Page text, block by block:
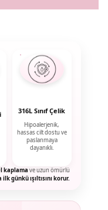
316L Sınıf Çelik
Hipoalerjenik,
hassas cilt dostu ve
paslanmaya
dayanıklı.
kaplama ve uzun ömürlü
ilk günkü ışıltısını korur.